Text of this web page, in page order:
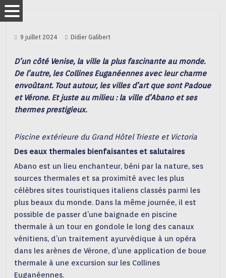
9 juillet 2024 Didier Galibert
D’un côté Venise, la ville la plus fascinante au monde.
De l’autre, les Collines Euganéennes avec leur charme
envoûtant. Tout autour, les villes d’art que sont Padoue
et Vérone. Et juste au milieu : la ville d’Abano et ses
thermes prestigieux.
Piscine extérieure du Grand Hôtel Trieste et Victoria
Des eaux thermales bienfaisantes et salutaires
Abano est un lieu enchanteur, béni par la nature, ses
sources thermales et sa proximité avec les plus
célèbres sites touristiques italiens classés parmi les
plus beaux du monde. Dans la même journée, il est
possible de passer d’une baignade en piscine
thermale à un tour en gondole le long des canaux
vénitiens, d’un traitement ayurvédique à un opéra
dans les arènes de Vérone, d’une application de boue
thermale à une excursion sur les Collines
Euganéennes.